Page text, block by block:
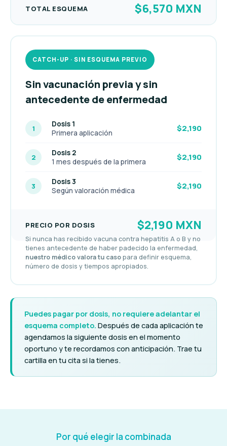
TOTAL ESQUEMA $6,570 MXN
CATCH-UP · SIN ESQUEMA PREVIO
Sin vacunación previa y sin
antecedente de enfermedad
1
Dosis 1
Primera aplicación
$2,190
2
Dosis 2
1 mes después de la primera
$2,190
3
Dosis 3
Según valoración médica
$2,190
PRECIO POR DOSIS $2,190 MXN
Si nunca has recibido vacuna contra hepatitis A o B y no
tienes antecedente de haber padecido la enfermedad,
nuestro médico valora tu casopara definir esquema,
número de dosis y tiempos apropiados.
Puedes pagar por dosis, no requiere adelantar el
esquema completo. Después de cada aplicación te
agendamos la siguiente dosis en el momento
oportuno y te recordamos con anticipación. Trae tu
cartilla en tu cita si la tienes.
Por qué elegir la combinada